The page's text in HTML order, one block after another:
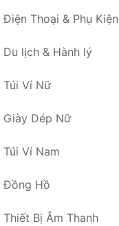
Điện Thoại & Phụ Kiện
Du lịch & Hành lý
Túi Ví Nữ
Giày Dép Nữ
Túi Ví Nam
Đồng Hồ
Thiết Bị Âm Thanh